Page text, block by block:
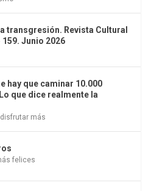
transgresión. Revista Cultural
Junio 2026
hay que caminar 10.000
que dice realmente la
más
felices